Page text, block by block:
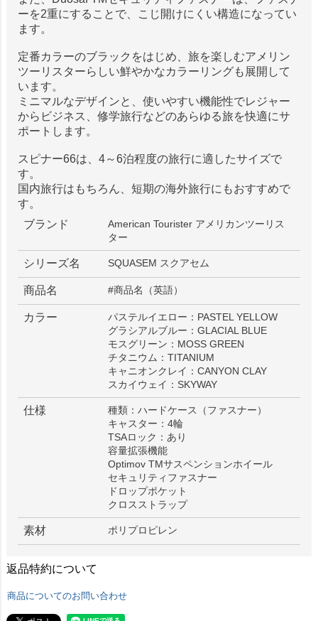
ーを2重にすることで、こじ開けにくい構造になってい
ます。
定番カラーのブラックをはじめ、旅を楽しむアメリン
ツーリスターらしい鮮やかなカラーリングも展開して
います。
ミニマルなデザインと、使いやすい機能性でレジャー
からビジネス、修学旅行などのあらゆる旅を快適にサ
ポートします。
スピナー66は、4～6泊程度の旅行に適したサイズで
す。
国内旅行はもちろん、短期の海外旅行にもおすすめで
す。
ブランド
American Tourister アメリカンツーリス
ター
シリーズ名 SQUASEM スクアセム
商品名 #商品名（英語）
カラー
パステルイエロー：PASTEL YELLOW
グラシアルブルー：GLACIAL BLUE
モスグリーン：MOSS GREEN
チタニウム：TITANIUM
キャニオンクレイ：CANYON CLAY
スカイウェイ：SKYWAY
仕様
種類：ハードケース（ファスナー）
キャスター：4輪
TSAロック：あり
容量拡張機能
Optimov TMサスペンションホイール
セキュリティファスナー
ドロップポケット
クロスストラップ
素材 ポリプロピレン
返品特約について
商品についてのお問い合わせ